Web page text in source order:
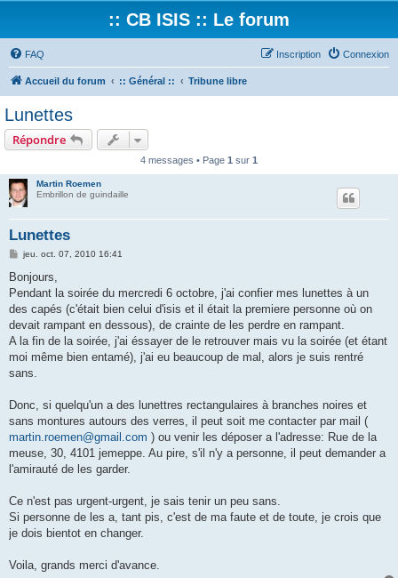
:: CB ISIS :: Le forum
FAQ Connexion
Inscription
Accueil du forum :: Général :: Tribune libre
Lunettes
Répondre
4 messages • Page 1 sur 1
Martin Roemen
Embrillon de guindaille
Lunettes
M
s
a
g
jeu. oct. 07, 2010 16:41
Bonjours,
Pendant la soirée du mercredi 6 octobre, j'ai confier mes lunettes à un
des capés (c'était bien celui d'isis et il était la premiere personne où on
devait rampant en dessous), de crainte de les perdre en rampant.
A la fin de la soirée, j'ai éssayer de le retrouver mais vu la soirée (et étant
moi même bien entamé), j'ai eu beaucoup de mal, alors je suis rentré
sans.
Donc, si quelqu'un a des lunettres rectangulaires à branches noires et
sans montures autours des verres, il peut soit me contacter par mail (
martin.roemen@gmail.com ) ou venir les déposer a l'adresse: Rue de la
meuse, 30, 4101 jemeppe. Au pire, s'il n'y a personne, il peut demander a
l'amirauté de les garder.
Ce n'est pas urgent-urgent, je sais tenir un peu sans.
Si personne de les a, tant pis, c'est de ma faute et de toute, je crois que
je dois bientot en changer.
Voila, grands merci d'avance.